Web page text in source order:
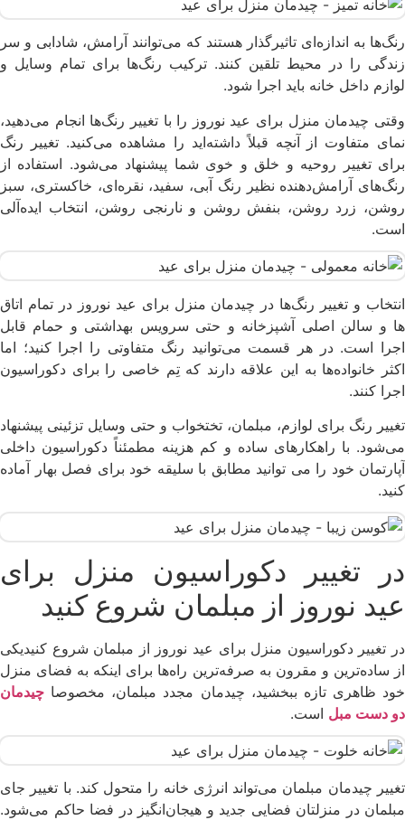
رنگ‌ها به اندازه‌ای تاثیرگذار هستند که می‌توانند آرامش، شادابی و سر
زندگی را در محیط تلقین کنند. ترکیب رنگ‌ها برای تمام وسایل و
لوازم داخل خانه باید اجرا شود.
وقتی چیدمان منزل برای عید نوروز را با تغییر رنگ‌ها انجام می‌دهید،
نمای متفاوت از آنچه قبلاً داشته‌اید را مشاهده می‌کنید. تغییر رنگ
برای تغییر روحیه و خلق و خوی شما پیشنهاد می‌شود. استفاده از
رنگ‌های آرامش‌دهنده نظیر رنگ آبی، سفید، نقره‌ای، خاکستری، سبز
روشن، زرد روشن، بنفش روشن و نارنجی روشن، انتخاب ایده‌آلی
است.
انتخاب و تغییر رنگ‌ها در چیدمان منزل برای عید نوروز در تمام اتاق
ها و سالن اصلی آشپزخانه و حتی سرویس بهداشتی و حمام قابل
اجرا است. در هر قسمت می‌توانید رنگ متفاوتی را اجرا کنید؛ اما
اکثر خانواده‌ها به این علاقه دارند که تِم خاصی را برای دکوراسیون
اجرا کنند.
تغییر رنگ برای لوازم، مبلمان، تختخواب و حتی وسایل تزئینی پیشنهاد
می‌شود. با راهکارهای ساده و کم هزینه مطمئناً دکوراسیون داخلی
آپارتمان خود را می توانید مطابق با سلیقه خود برای فصل بهار آماده
کنید.
در تغییر دکوراسیون منزل برای
عید نوروز از مبلمان شروع کنید
در تغییر دکوراسیون منزل برای عید نوروز از مبلمان شروع کنیدیکی
از ساده‌ترین و مقرون به صرفه‌ترین راه‌ها برای اینکه به فضای منزل
خود ظاهری تازه ببخشید، چیدمان مجدد مبلمان، مخصوصا چیدمان
دو دست مبل است.
تغییر چیدمان مبلمان می‌تواند انرژی خانه را متحول کند. با تغییر جای
مبلمان در منزلتان فضایی جدید و هیجان‌انگیز در فضا حاکم می‌شود.